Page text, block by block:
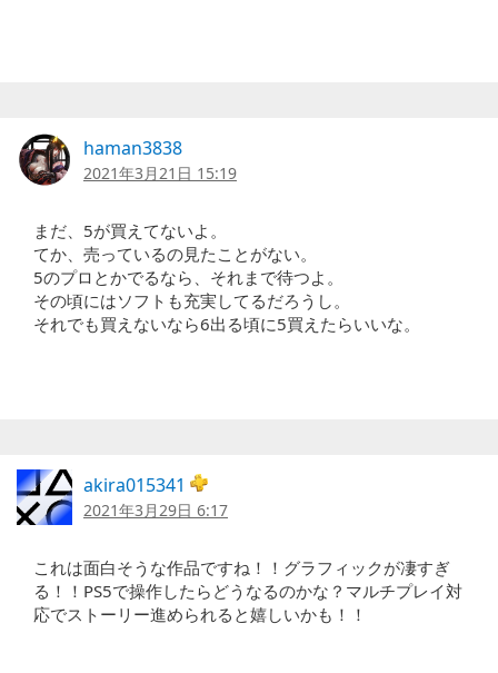
haman3838
2021年3月21日 15:19
まだ、5が買えてないよ。
てか、売っているの見たことがない。
5のプロとかでるなら、それまで待つよ。
その頃にはソフトも充実してるだろうし。
それでも買えないなら6出る頃に5買えたらいいな。
akira015341
2021年3月29日 6:17
これは面白そうな作品ですね！！グラフィックが凄すぎ
る！！PS5で操作したらどうなるのかな？マルチプレイ対
応でストーリー進められると嬉しいかも！！